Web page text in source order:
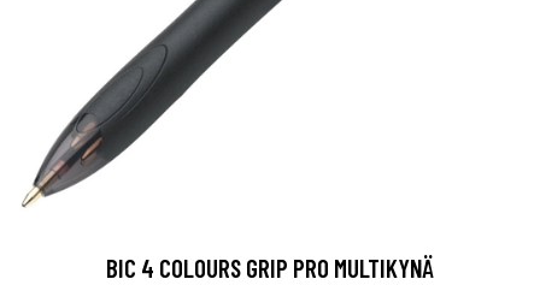
BIC 4 COLOURS GRIP PRO MULTIKYNÄ